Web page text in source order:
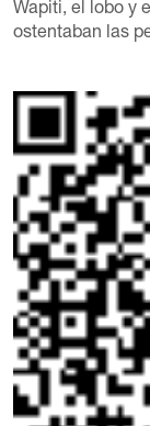
Wapiti, el lobo y
ostentaban las